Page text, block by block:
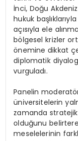
İnci, Doğu
hukuk
açısıyla ele
bölgesel krizler
önemine dikkat
diplomatik
vurguladı.
Panelin
üniversitelerin
zamanda
olduğunu
meselelerinin